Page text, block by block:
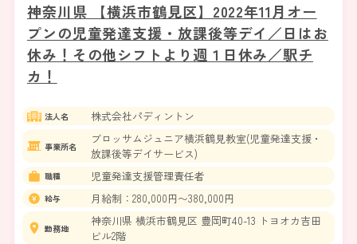
神奈川県 【横浜市鶴見区】2022年11月オー
プンの児童発達支援・放課後等デイ／日はお
休み！その他シフトより週１日休み／駅チ
カ！
法人名 株式会社パディントン
事業所名
ブロッサムジュニア横浜鶴見教室(児童発達支援・
放課後等デイサービス)
職種 児童発達支援管理責任者
給与 月給制：280,000円〜380,000円
勤務地
神奈川県 横浜市鶴見区 豊岡町40-13 トヨオカ吉田
ビル2階